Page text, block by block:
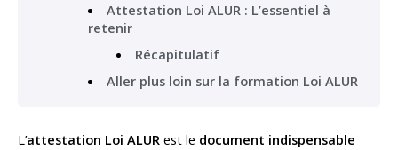
Attestation Loi ALUR : L’essentiel à
retenir
Récapitulatif
Aller plus loin sur la formation Loi ALUR
L’attestation Loi ALUR est le document indispensable